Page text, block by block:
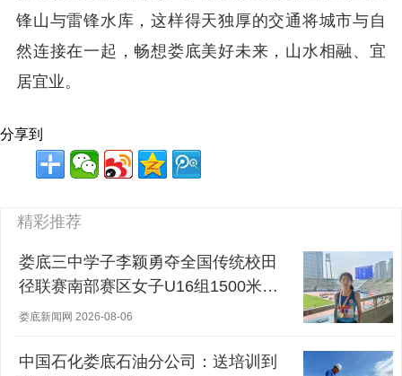
锋山与雷锋水库，这样得天独厚的交通将城市与自
然连接在一起，畅想娄底美好未来，山水相融、宜
居宜业。
分享到
精彩推荐
娄底三中学子李颖勇夺全国传统校田
径联赛南部赛区女子U16组1500米冠
军
娄底新闻网 2026-08-06
中国石化娄底石油分公司：送培训到